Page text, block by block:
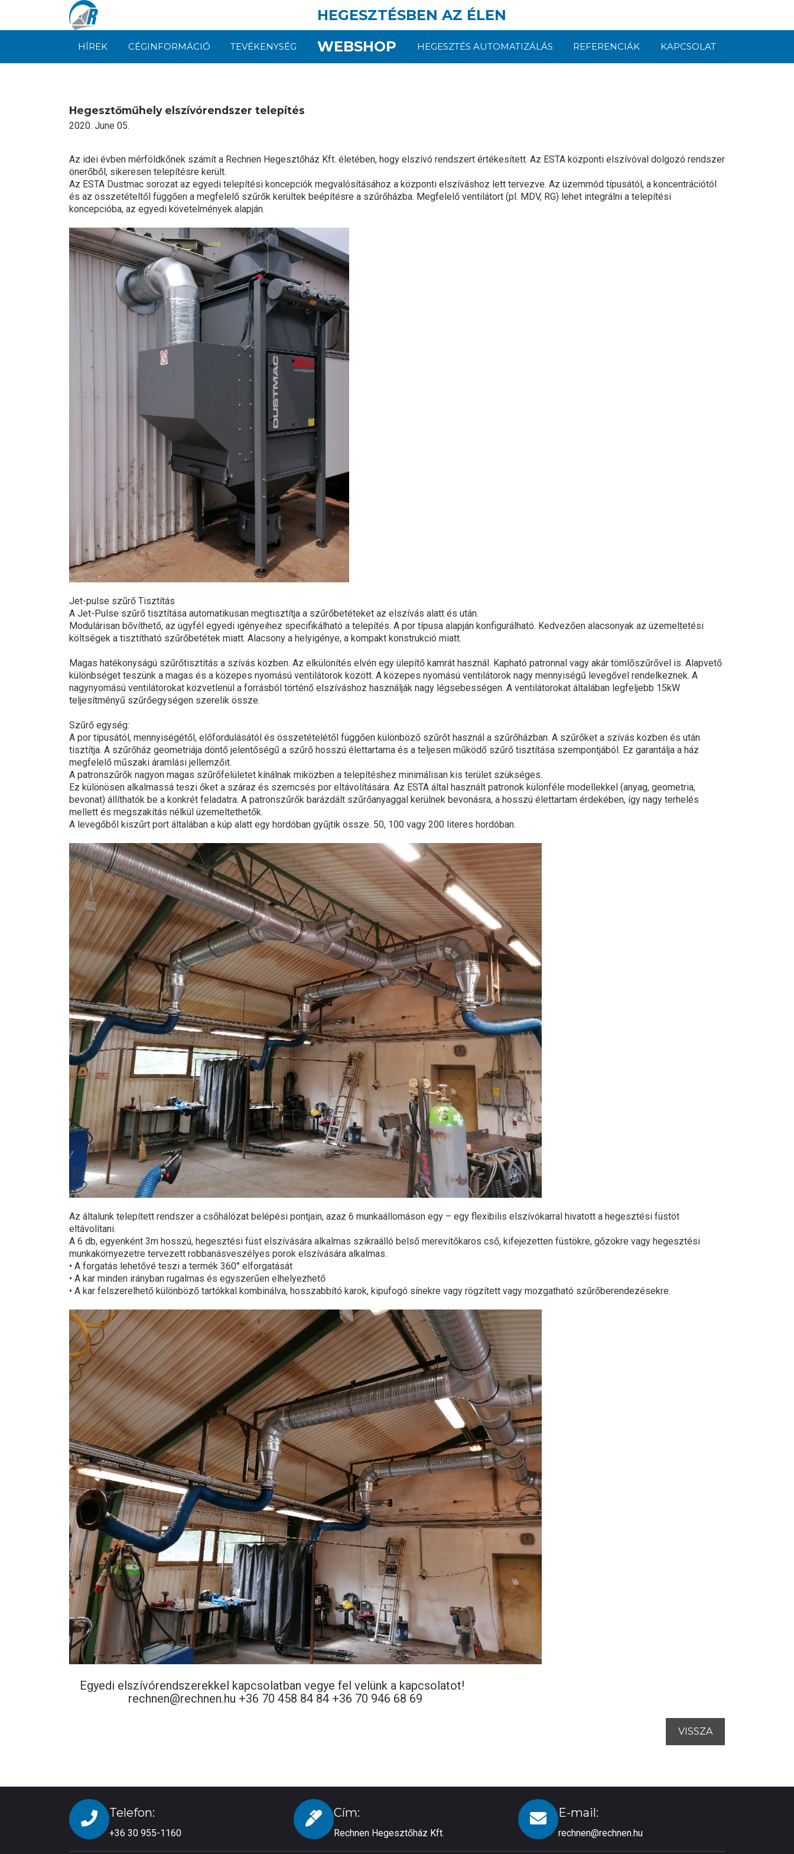
HEGESZTÉSBEN AZ ÉLEN
HÍREK CÉGINFORMÁCIÓ TEVÉKENYSÉG WEBSHOP HEGESZTÉS AUTOMATIZÁLÁS REFERENCIÁK KAPCSOLAT
Hegesztőműhely elszívórendszer telepítés
2020. June 05.
Az idei évben mérföldkőnek számít a Rechnen Hegesztőház Kft. életében, hogy elszívó rendszert értékesített. Az ESTA központi elszívóval dolgozó rendszer
önerőből, sikeresen telepítésre került.
Az ESTA Dustmac sorozat az egyedi telepítési koncepciók megvalósításához a központi elszíváshoz lett tervezve. Az üzemmód típusától, a koncentrációtól
és az összetételtől függően a megfelelő szűrők kerültek beépítésre a szűrőházba. Megfelelő ventilátort (pl. MDV, RG) lehet integrálni a telepítési
koncepcióba, az egyedi követelmények alapján.
Jet-pulse szűrő Tisztítás
A Jet-Pulse szűrő tisztítása automatikusan megtisztítja a szűrőbetéteket az elszívás alatt és után.
Modulárisan bővíthető, az ügyfél egyedi igényeihez specifikálható a telepítés. A por típusa alapján konfigurálható. Kedvezően alacsonyak az üzemeltetési
költségek a tisztítható szűrőbetétek miatt. Alacsony a helyigénye, a kompakt konstrukció miatt.
Magas hatékonyságú szűrőtisztítás a szívás közben. Az elkülönítés elvén egy ülepítő kamrát használ. Kapható patronnal vagy akár tömlőszűrővel is. Alapvető
különbséget teszünk a magas és a közepes nyomású ventilátorok között. A közepes nyomású ventilátorok nagy mennyiségű levegővel rendelkeznek. A
nagynyomású ventilátorokat közvetlenül a forrásból történő elszíváshoz használják nagy légsebességen. A ventilátorokat általában legfeljebb 15kW
teljesítményű szűrőegységen szerelik össze.
Szűrő egység:
A por típusától, mennyiségétől, előfordulásától és összetételétől függően különböző szűrőt használ a szűrőházban. A szűrőket a szívás közben és után
tisztítja. A szűrőház geometriája döntő jelentőségű a szűrő hosszú élettartama és a teljesen működő szűrő tisztítása szempontjából. Ez garantálja a ház
megfelelő műszaki áramlási jellemzőit.
A patronszűrők nagyon magas szűrőfelületet kínálnak miközben a telepítéshez minimálisan kis terület szükséges.
Ez különösen alkalmassá teszi őket a száraz és szemcsés por eltávolítására. Az ESTA által használt patronok különféle modellekkel (anyag, geometria,
bevonat) állíthatók be a konkrét feladatra. A patronszűrők barázdált szűrőanyaggal kerülnek bevonásra, a hosszú élettartam érdekében, így nagy terhelés
mellett és megszakítás nélkül üzemeltethetők.
A levegőből kiszűrt port általában a kúp alatt egy hordóban gyűjtik össze. 50, 100 vagy 200 literes hordóban.
Az általunk telepített rendszer a csőhálózat belépési pontjain, azaz 6 munkaállomáson egy – egy flexibilis elszívókarral hivatott a hegesztési füstöt
eltávolítani.
A 6 db, egyenként 3m hosszú, hegesztési füst elszívására alkalmas szikraálló belső merevítőkaros cső, kifejezetten füstökre, gőzökre vagy hegesztési
munkakörnyezetre tervezett robbanásveszélyes porok elszívására alkalmas.
• A forgatás lehetővé teszi a termék 360° elforgatását
• A kar minden irányban rugalmas és egyszerűen elhelyezhető
• A kar felszerelhető különböző tartókkal kombinálva, hosszabbító karok, kipufogó sínekre vagy rögzített vagy mozgatható szűrőberendezésekre.
Egyedi elszívórendszerekkel kapcsolatban vegye fel velünk a kapcsolatot!
rechnen@rechnen.hu +36 70 458 84 84 +36 70 946 68 69
VISSZA
Telefon:
+36 30 955-1160
Cím:
Rechnen Hegesztőház Kft.
E-mail:
rechnen@rechnen.hu